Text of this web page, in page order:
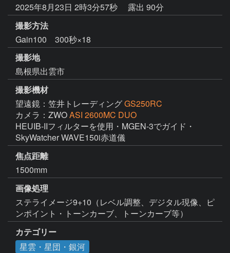
2025年8月23日 2時3分57秒
露出 90分
撮影方法
Gain100 300秒×18
撮影地
島根県出雲市
撮影機材
望遠鏡：笠井トレーディングGS250RC
カメラ：ZWOASI 2600MC DUO
HEUIB-IIフィルターを使用・MGEN-3でガイド・
SkyWatcher WAVE150i赤道儀
焦点距離
1500mm
画像処理
ステライメージ9+10（レベル調整、デジタル現像、ピ
カテゴリー
星雲・星団・銀河